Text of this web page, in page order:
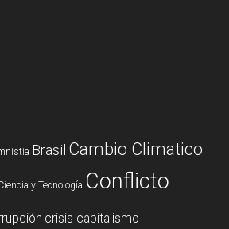
Brasil Cambio Climatico
y Tecnología Conflicto
crisis capitalismo